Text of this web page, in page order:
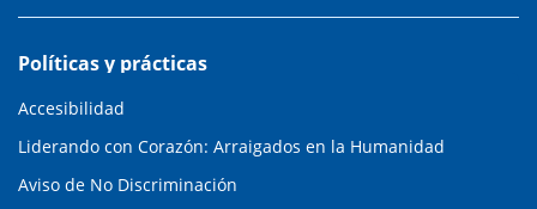
Políticas y prácticas
Accesibilidad
Liderando con Corazón: Arraigados en la Humanidad
Aviso de No Discriminación